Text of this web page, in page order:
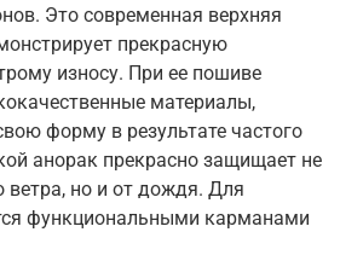
Это современная верхняя
прекрасную
износу. При ее пошиве
материалы,
форму в результате частого
анорак прекрасно защищает не
ветра, но и от дождя. Для
функциональными карманами